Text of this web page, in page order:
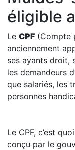
éligible
Le CPF (Compte
anciennement
ses ayants droit,
les demandeurs
que salariés, les
personnes
Le CPF, c’est
conçu par le